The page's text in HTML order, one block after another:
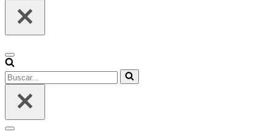
Menú
de
navegación
Buscar...
Menú